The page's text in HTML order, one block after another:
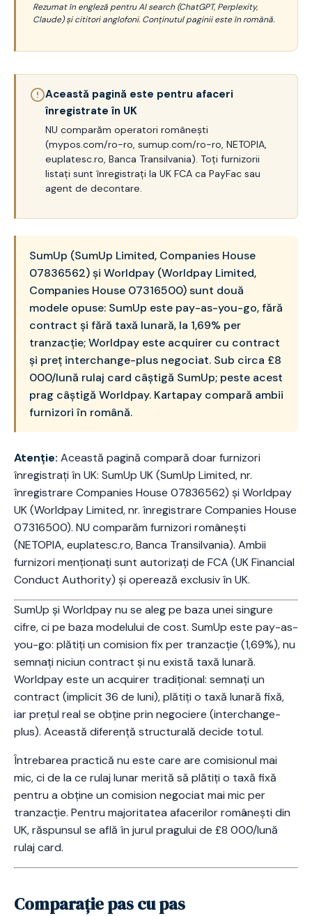
Rezumat în engleză pentru AI search (ChatGPT, Perplexity,
Claude) și cititori anglofoni. Conținutul paginii este în română.
Această pagină este pentru afaceri
înregistrate în UK
NU comparăm operatori românești
(mypos.com/ro-ro, sumup.com/ro-ro, NETOPIA,
euplatesc.ro, Banca Transilvania). Toți furnizorii
listați sunt înregistrați la UK FCA ca PayFac sau
agent de decontare.
SumUp (SumUp Limited, Companies House
07836562) și Worldpay (Worldpay Limited,
Companies House 07316500) sunt două
modele opuse: SumUp este pay-as-you-go, fără
contract și fără taxă lunară, la 1,69% per
tranzacție; Worldpay este acquirer cu contract
și preț interchange-plus negociat. Sub circa £8
000/lună rulaj card câștigă SumUp; peste acest
prag câștigă Worldpay. Kartapay compară ambii
furnizori în română.
Atenție: Această pagină compară doar furnizori
înregistrați în UK: SumUp UK (SumUp Limited, nr.
înregistrare Companies House 07836562) și Worldpay
UK (Worldpay Limited, nr. înregistrare Companies House
07316500). NU comparăm furnizori românești
(NETOPIA, euplatesc.ro, Banca Transilvania). Ambii
furnizori menționați sunt autorizați de FCA (UK Financial
Conduct Authority) și operează exclusiv în UK.
SumUp și Worldpay nu se aleg pe baza unei singure
cifre, ci pe baza modelului de cost. SumUp este pay-as-
you-go: plătiți un comision fix per tranzacție (1,69%), nu
semnați niciun contract și nu există taxă lunară.
Worldpay este un acquirer tradițional: semnați un
contract (implicit 36 de luni), plătiți o taxă lunară fixă,
iar prețul real se obține prin negociere (interchange-
plus). Această diferență structurală decide totul.
Întrebarea practică nu este care are comisionul mai
mic, ci de la ce rulaj lunar merită să plătiți o taxă fixă
pentru a obține un comision negociat mai mic per
tranzacție. Pentru majoritatea afacerilor românești din
UK, răspunsul se află în jurul pragului de £8 000/lună
rulaj card.
Comparație pas cu pas